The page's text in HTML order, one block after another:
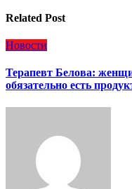
Related Post
Новости
Терапевт Белова:
обязательно есть